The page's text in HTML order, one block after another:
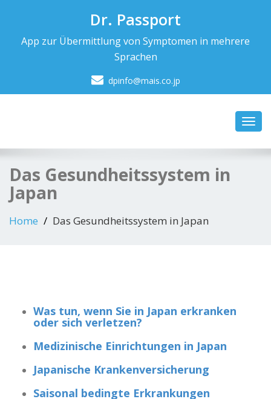
Dr. Passport
App zur Übermittlung von Symptomen in mehrere
Sprachen
dpinfo@mais.co.jp
Das Gesundheitssystem in
Japan
Home Das Gesundheitssystem in Japan
Was tun, wenn Sie in Japan erkranken
oder sich verletzen?
Medizinische Einrichtungen in Japan
Japanische Krankenversicherung
Saisonal bedingte Erkrankungen